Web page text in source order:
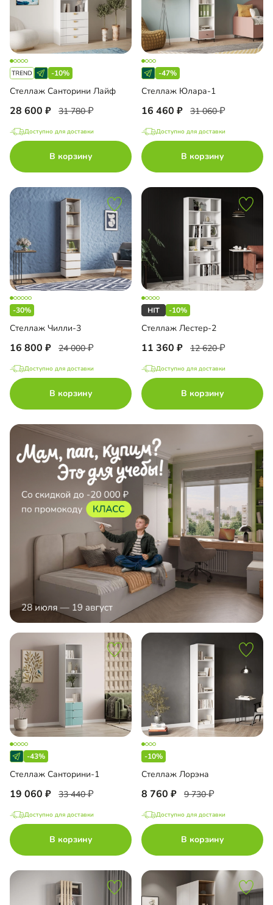
-10%
Стеллаж Санторини Лайф
28 600 31 780
Доступно для доставки
В корзину
-47%
Стеллаж Юлара-1
16 460 31 060
Доступно для доставки
В корзину
-30%
Стеллаж Чилли-3
16 800 24 000
Доступно для доставки
В корзину
-10%
Стеллаж Лестер-2
11 360 12 620
Доступно для доставки
В корзину
-43%
Стеллаж Санторини-1
19 060 33 440
Доступно для доставки
В корзину
-10%
Стеллаж Лорэна
8 760 9 730
Доступно для доставки
В корзину